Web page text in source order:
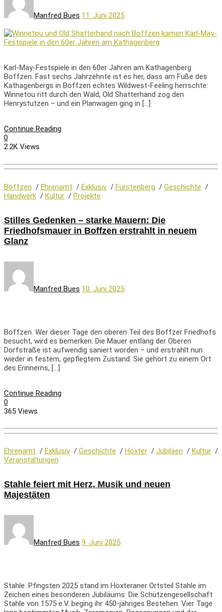
Manfred Bues 11. Juni 2025
Karl-May-Festspiele in den 60er Jahren am Kathagenberg
Boffzen. Fast sechs Jahrzehnte ist es her, dass am Fuße des
Kathagenbergs in Boffzen echtes Wildwest-Feeling herrschte:
Winnetou ritt durch den Wald, Old Shatterhand zog den
Henrystutzen – und ein Planwagen ging in […]
Continue Reading
0
2.2K Views
Boffzen / Ehrenamt / Exklusiv / Fürstenberg / Geschichte /
Handwerk / Kultur / Projekte
Stilles Gedenken – starke Mauern: Die
Friedhofsmauer in Boffzen erstrahlt in neuem
Glanz
Manfred Bues 10. Juni 2025
Boffzen. Wer dieser Tage den oberen Teil des Boffzer Friedhofs
besucht, wird es bemerken: Die Mauer entlang der Oberen
Dorfstraße ist aufwendig saniert worden – und erstrahlt nun
wieder in festem, gepflegtem Zustand. Sie gehört zu einem Ort
des Erinnerns, […]
Continue Reading
0
365 Views
Ehrenamt / Exklusiv / Geschichte / Höxter / Jubiläen / Kultur /
Veranstaltungen
Stahle feiert mit Herz, Musik und neuen
Majestäten
Manfred Bues 9. Juni 2025
Stahle. Pfingsten 2025 stand im Höxteraner Ortsteil Stahle im
Zeichen eines besonderen Jubiläums: Die Schützengesellschaft
Stahle von 1575 e.V. beging ihr 450-jähriges Bestehen. Vier Tage